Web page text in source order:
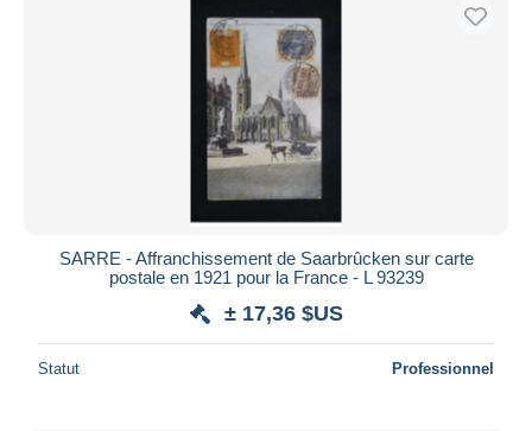
SARRE - Affranchissement de Saarbrûcken sur carte
postale en 1921 pour la France - L 93239
± 17,36 $US
Statut Professionnel